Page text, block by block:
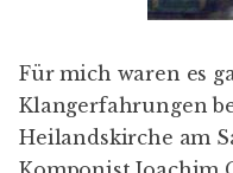
Für mich waren es
Klangerfahrungen
Heilandskirche am